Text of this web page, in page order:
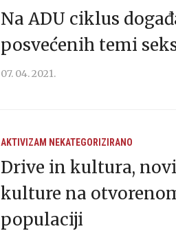
Na ADU ciklus
posvećenih temi
07. 04. 2021.
AKTIVIZAM NEKATEGORIZIRANO
Drive in kultura,
kulture na
populaciji